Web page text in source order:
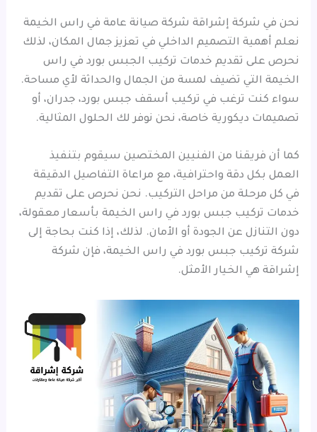
نحن في شركة إشراقة شركة صيانة عامة في راس الخيمة
نعلم أهمية التصميم الداخلي في تعزيز جمال المكان، لذلك
نحرص على تقديم خدمات تركيب الجبس بورد في راس
الخيمة التي تضيف لمسة من الجمال والحداثة لأي مساحة.
سواء كنت ترغب في تركيب أسقف جبس بورد، جدران، أو
تصميمات ديكورية خاصة، نحن نوفر لك الحلول المثالية.
كما أن فريقنا من الفنيين المختصين سيقوم بتنفيذ
العمل بكل دقة واحترافية، مع مراعاة التفاصيل الدقيقة
في كل مرحلة من مراحل التركيب. نحن نحرص على تقديم
خدمات تركيب جبس بورد في راس الخيمة بأسعار معقولة،
دون التنازل عن الجودة أو الأمان. لذلك، إذا كنت بحاجة إلى
شركة تركيب جبس بورد في راس الخيمة، فإن شركة
إشراقة هي الخيار الأمثل.